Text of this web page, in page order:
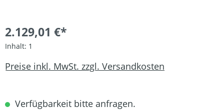
2.129,01 €*
Inhalt: 1
Preise inkl. MwSt. zzgl. Versandkosten
Verfügbarkeit bitte anfragen.